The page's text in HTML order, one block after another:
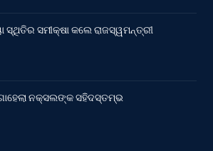
ସ୍ଥିତିର ସମୀକ୍ଷା କଲେ ରାଜସ୍ୱମନ୍ତ୍ରୀ
ନକ୍ସଲଙ୍କ ସହିଦସ୍ତମ୍ଭ